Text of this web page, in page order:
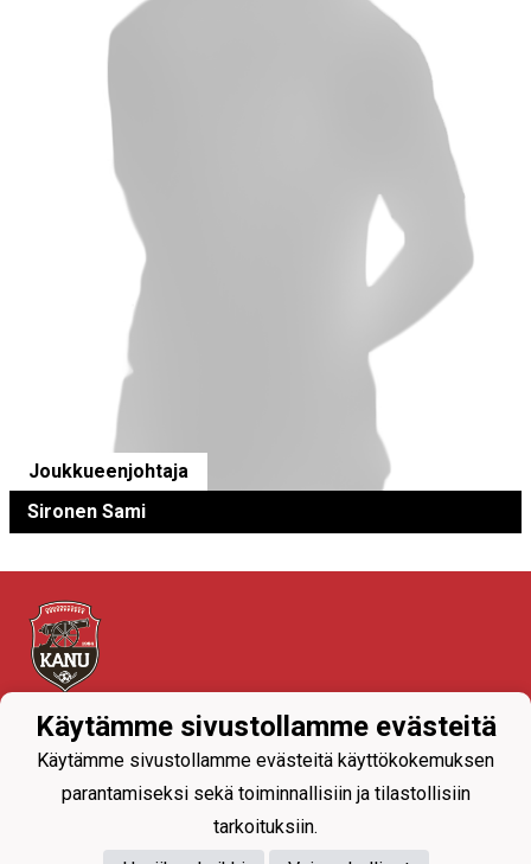
Joukkueenjohtaja
Sironen Sami
Tietosuojaseloste
Käytämme sivustollamme evästeitä
Käytämme sivustollamme evästeitä käyttökokemuksen
parantamiseksi sekä toiminnallisiin ja tilastollisiin
tarkoituksiin.